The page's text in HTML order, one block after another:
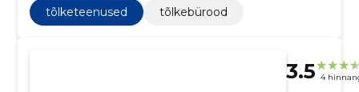
tõlketeenused tõlkebürood
3.5 4